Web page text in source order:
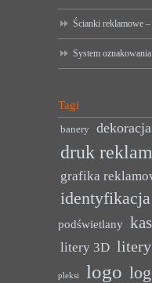
Ścianki reklamowe
System
Tagi
banery dekoracja
druk
grafika
podświetlany
litery 3D litery
pleksi logo